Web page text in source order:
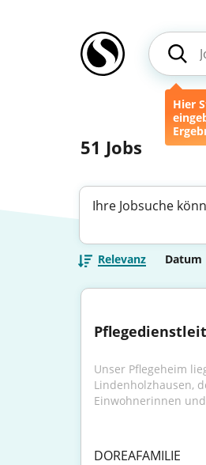
Hier
51 Jobs
Ihre Jobsuche
Relevanz Datum
Unser Pflegeheim
Lindenholzhausen,
Einwohnerinnen
DOREAFAMILIE